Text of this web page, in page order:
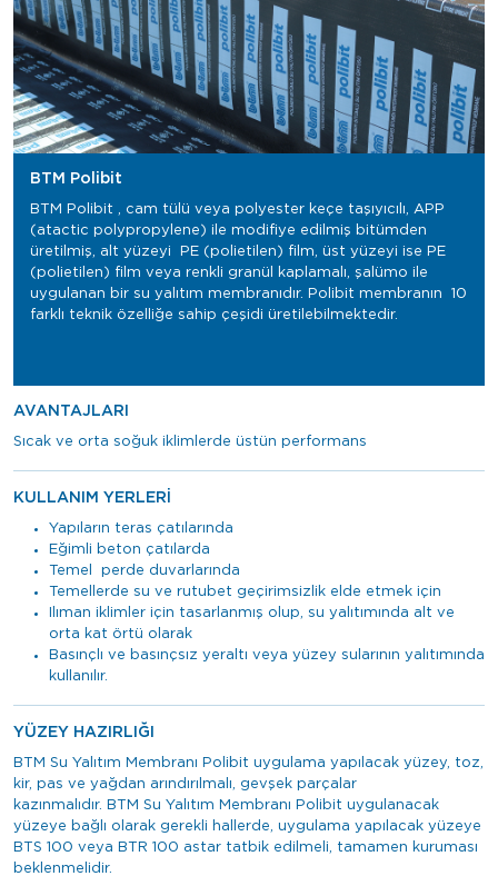
BTM Polibit
BTM Polibit , cam tülü veya polyester keçe taşıyıcılı, APP
(atactic polypropylene) ile modifiye edilmiş bitümden
üretilmiş, alt yüzeyi PE (polietilen) film, üst yüzeyi ise PE
(polietilen) film veya renkli granül kaplamalı, şalümo ile
uygulanan bir su yalıtım membranıdır. Polibit membranın 10
farklı teknik özelliğe sahip çeşidi üretilebilmektedir.
AVANTAJLARI
Sıcak ve orta soğuk iklimlerde üstün performans
KULLANIM YERLERİ
Yapıların teras çatılarında
Eğimli beton çatılarda
Temel perde duvarlarında
Temellerde su ve rutubet geçirimsizlik elde etmek için
Ilıman iklimler için tasarlanmış olup, su yalıtımında alt ve
orta kat örtü olarak
Basınçlı ve basınçsız yeraltı veya yüzey sularının yalıtımında
kullanılır.
YÜZEY HAZIRLIĞI
BTM Su Yalıtım Membranı Polibit uygulama yapılacak yüzey, toz,
kir, pas ve yağdan arındırılmalı, gevşek parçalar
kazınmalıdır. BTM Su Yalıtım Membranı Polibit uygulanacak
yüzeye bağlı olarak gerekli hallerde, uygulama yapılacak yüzeye
BTS 100 veya BTR 100 astar tatbik edilmeli, tamamen kuruması
beklenmelidir.